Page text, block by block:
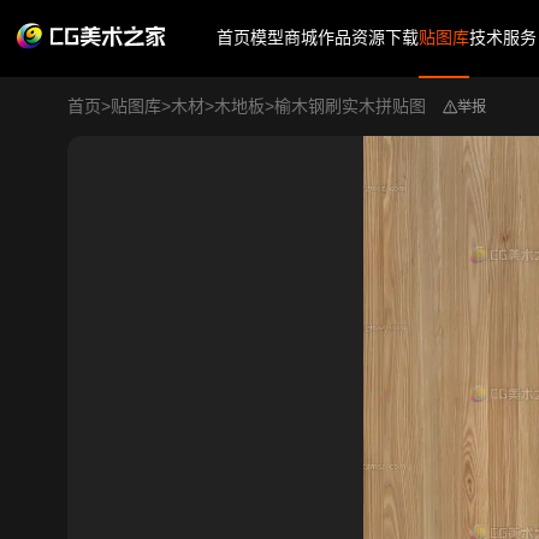
首页模型商城作品资源下载贴图库技术服务
首页>贴图库>木材>木地板>榆木钢刷实木拼贴图 举报